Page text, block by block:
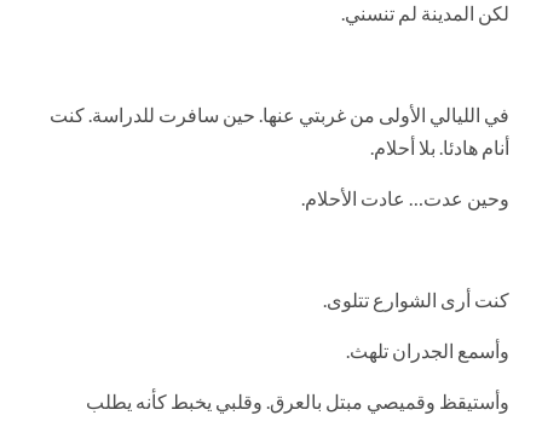
لكن المدينة لم تنسني.
في الليالي الأولى من غربتي عنها. حين سافرت للدراسة. كنت
أنام هادئا. بلا أحلام.
وحين عدت… عادت الأحلام.
كنت أرى الشوارع تتلوى.
وأسمع الجدران تلهث.
وأستيقظ وقميصي مبتل بالعرق. وقلبي يخبط كأنه يطلب